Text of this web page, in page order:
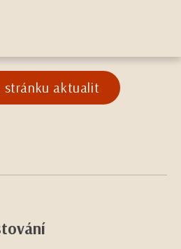
stránku aktualit